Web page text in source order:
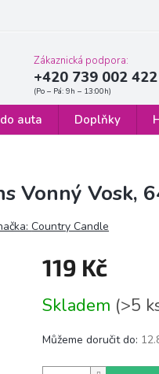
Zákaznická podpora:
+420 739 002 422
auta Doplňky
Vonný Vosk,
Country Candle
119 Kč
cena:
Skladem (>5
Můžeme doručit do: